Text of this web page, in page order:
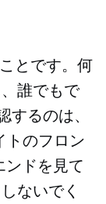
とです。何
誰でもで
するのは、
トのフロン
ンドを見て
ないでく